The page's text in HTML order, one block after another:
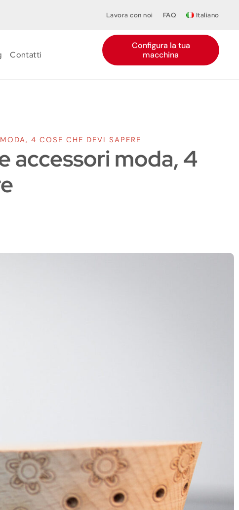
Lavora con noi
FAQ Italiano
Contatti
Configura la tua
macchina
4 COSE CHE DEVI SAPERE
accessori moda, 4